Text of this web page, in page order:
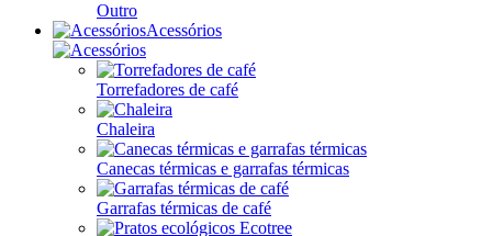
Outro
Acessórios
Torrefadores de café
Chaleira
Canecas térmicas e garrafas térmicas
Garrafas térmicas de café